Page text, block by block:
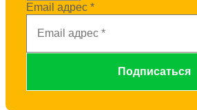
Email адрес *